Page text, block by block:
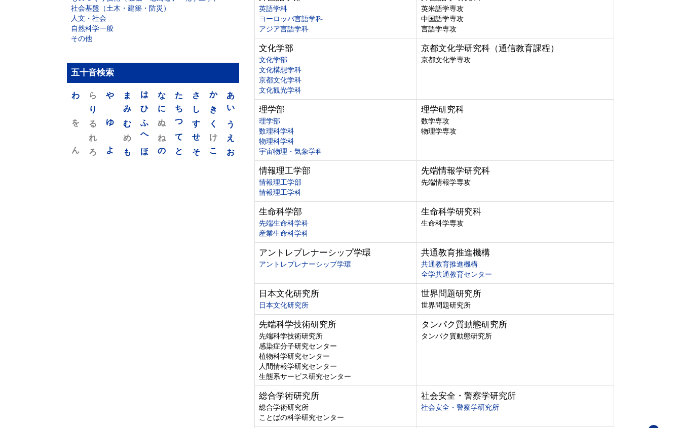
社会基盤（土木・建築・防災）
人文・社会
自然科学一般
その他
五十音検索
あ
い
う
え
お
か
き
く
け
こ
さ
し
す
せ
そ
た
ち
つ
て
と
な
に
ぬ
ね
の
は
ひ
ふ
へ
ほ
ま
み
む
め
も
や
ゆ
よ
ら
り
る
れ
ろ
わ
を
ん
英語学科
ヨーロッパ言語学科
アジア言語学科
英米語学専攻
中国語学専攻
言語学専攻
文化学部
文化学部
文化構想学科
京都文化学科
文化観光学科
京都文化学研究科（通信教育課程）
京都文化学専攻
理学部
理学部
数理科学科
物理科学科
宇宙物理・気象学科
理学研究科
数学専攻
物理学専攻
情報理工学部
情報理工学部
情報理工学科
先端情報学研究科
先端情報学専攻
生命科学部
先端生命科学科
産業生命科学科
生命科学研究科
生命科学専攻
アントレプレナーシップ学環
アントレプレナーシップ学環
共通教育推進機構
共通教育推進機構
全学共通教育センター
日本文化研究所
日本文化研究所
世界問題研究所
世界問題研究所
先端科学技術研究所
先端科学技術研究所
感染症分子研究センター
植物科学研究センター
人間情報学研究センター
生態系サービス研究センター
タンパク質動態研究所
タンパク質動態研究所
総合学術研究所
総合学術研究所
ことばの科学研究センター
社会安全・警察学研究所
社会安全・警察学研究所